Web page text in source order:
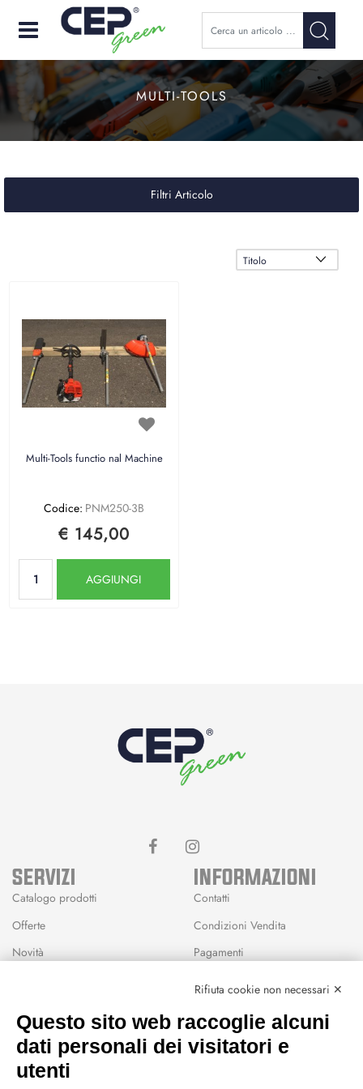
Open
MULTI-TOOLS
Filtri Articolo
Multi-Tools functio nal Machine
Codice: PNM250-3B
€ 145,00
AGGIUNGI
SERVIZI
Catalogo prodotti
Offerte
Novità
Wishlist
INFORMAZIONI
Contatti
Condizioni Vendita
Pagamenti
CEP GREEN
Rifiuta cookie non necessari ✕
Questo sito web raccoglie alcuni
dati personali dei visitatori e
utenti